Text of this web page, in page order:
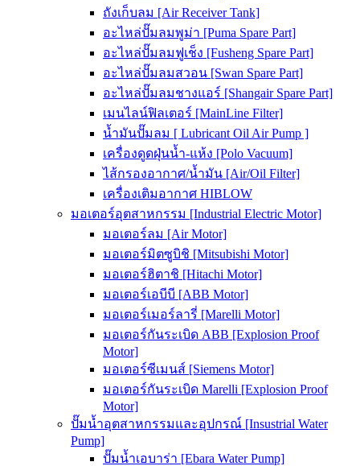
ถังเก็บลม [Air Receiver Tank]
อะไหล่ปั๊มลมพูม่า [Puma Spare Part]
อะไหล่ปั๊มลมฟูเช็ง [Fusheng Spare Part]
อะไหล่ปั๊มลมสวอน [Swan Spare Part]
อะไหล่ปั๊มลมชางแอร์ [Shangair Spare Part]
เมนไลน์ฟิลเตอร์ [MainLine Filter]
น้ำมันปั๊มลม [ Lubricant Oil Air Pump ]
เครื่องดูดฝุ่นน้ำ-แห้ง [Polo Vacuum]
ไส้กรองอากาศ/น้ำมัน [Air/Oil Filter]
เครื่องเติมอากาศ HIBLOW
มอเตอร์อุตสาหกรรม [Industrial Electric Motor]
มอเตอร์ลม [Air Motor]
มอเตอร์มิตซูบิชิ [Mitsubishi Motor]
มอเตอร์ฮิตาชิ [Hitachi Motor]
มอเตอร์เอบีบี [ABB Motor]
มอเตอร์เมอร์ลารี่ [Marelli Motor]
มอเตอร์กันระเบิด ABB [Explosion Proof
Motor]
มอเตอร์ซีเมนส์ [Siemens Motor]
มอเตอร์กันระเบิด Marelli [Explosion Proof
Motor]
ปั๊มน้ำอุตสาหกรรมและอุปกรณ์ [Insustrial Water
Pump]
ปั๊มน้ำเอบาร่า [Ebara Water Pump]